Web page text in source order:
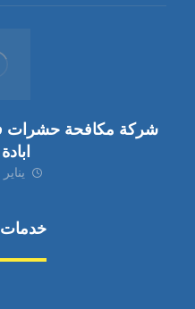
يناير 24, 2024
خدمات